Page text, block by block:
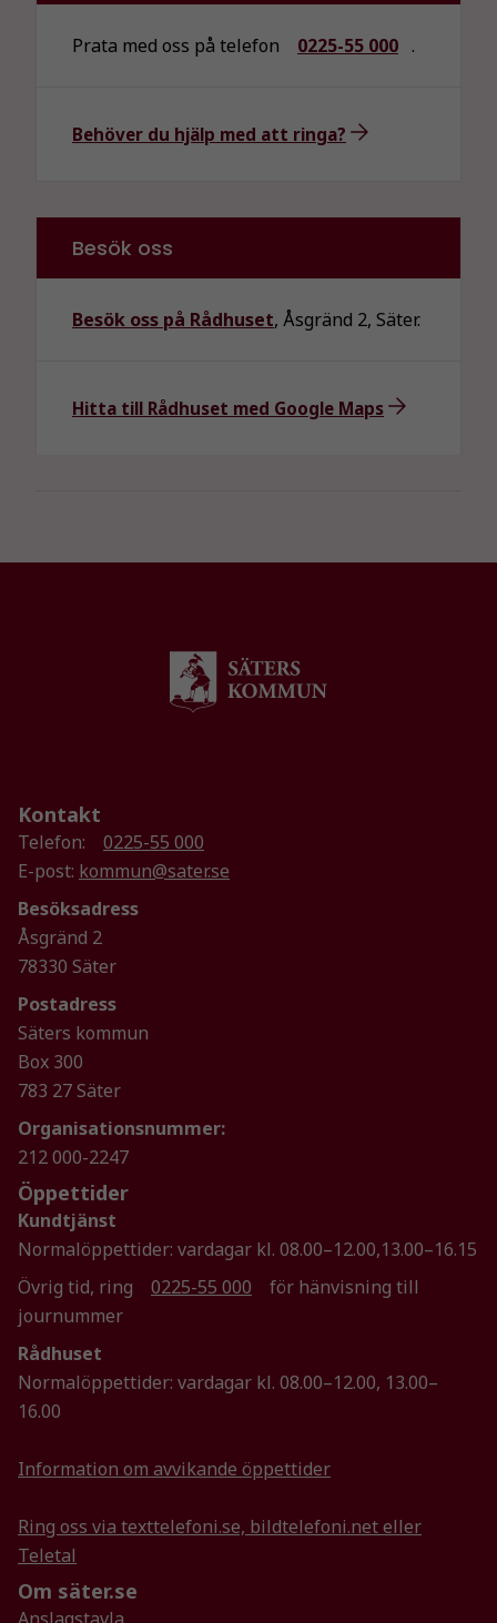
Prata med oss på telefon 0225-55 000 .
Behöver du hjälp med att ringa?
Besök oss
Besök oss på Rådhuset, Åsgränd 2, Säter.
Hitta till Rådhuset med Google Maps
Kontakt
Telefon:
0225-55 000
E-post: kommun@sater.se
Besöksadress
Åsgränd 2
78330 Säter
Postadress
Säters kommun
Box 300
783 27 Säter
Organisationsnummer:
212 000-2247
Öppettider
Kundtjänst
Normalöppettider: vardagar kl. 08.00–12.00,13.00–16.15
Övrig tid, ring
0225-55 000
för hänvisning till
journummer
Rådhuset
Normalöppettider: vardagar kl. 08.00–12.00, 13.00–
16.00
Information om avvikande öppettider
Ring oss via texttelefoni.se, bildtelefoni.net eller
Teletal
Om säter.se
hemsidans
funktionalitet
och
hemsidan
För att vår
hemsida ska